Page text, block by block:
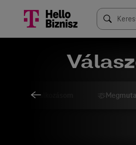
a vállalkozásom